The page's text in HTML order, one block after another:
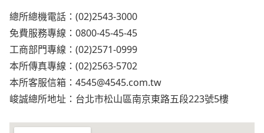
總所總機電話：(02)2543-3000
免費服務專線：0800-45-45-45
工商部門專線：(02)2571-0999
本所傳真專線：(02)2563-5702
本所客服信箱： 4545@4545.com.tw
峻誠總所地址：台北市松山區南京東路五段223號5樓